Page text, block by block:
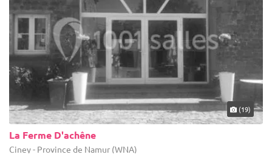
(19)
La Ferme D'achêne
Ciney - Province de Namur (WNA)